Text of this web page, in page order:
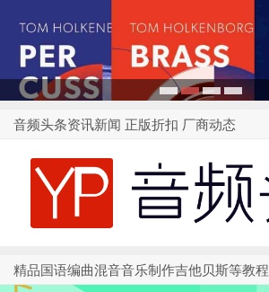
音频头条资讯新闻 正版折扣 厂商动态
精品国语编曲混音音乐制作吉他贝斯等教程